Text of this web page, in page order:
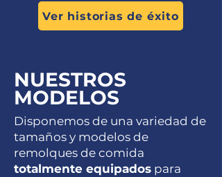
Ver historias de éxito
NUESTROS
MODELOS
Disponemos de una variedad de
tamaños y modelos de
remolques de comida
totalmente equipados para